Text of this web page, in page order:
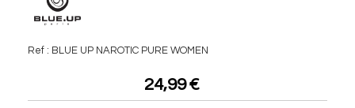
Ref : BLUE UP NAROTIC PURE WOMEN
24,99€